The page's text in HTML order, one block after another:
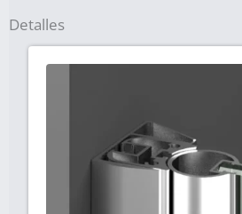
Detalles